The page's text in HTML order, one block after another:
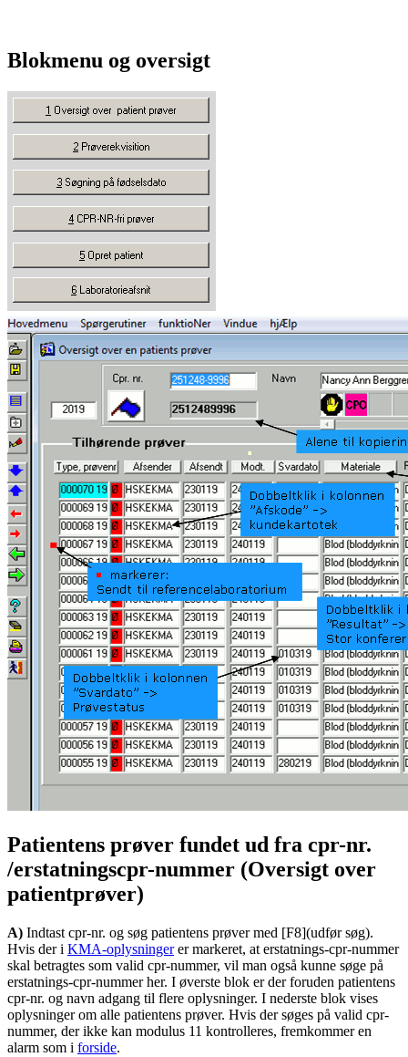
Blokmenu og oversigt
Patientens prøver fundet ud fra cpr-nr.
/erstatningscpr-nummer (Oversigt over
patientprøver)
A) Indtast cpr-nr. og søg patientens prøver med [F8](udfør søg).
Hvis der i KMA-oplysningerer markeret, at erstatnings-cpr-nummer
skal betragtes som valid cpr-nummer, vil man også kunne søge på
erstatnings-cpr-nummer her. I øverste blok er der foruden patientens
cpr-nr. og navn adgang til flere oplysninger. I nederste blok vises
oplysninger om alle patientens prøver. Hvis der søges på valid cpr-
nummer, der ikke kan modulus 11 kontrolleres, fremkommer en
alarm som i forside.